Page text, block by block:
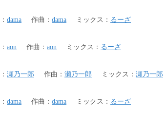
： dama 作曲 ： dama ミックス ： るーざ
： aon 作曲 ： aon ミックス ： るーざ
： 瀬乃一郎 作曲 ： 瀬乃一郎 ミックス ： 瀬乃一郎
： dama 作曲 ： dama ミックス ： るーざ